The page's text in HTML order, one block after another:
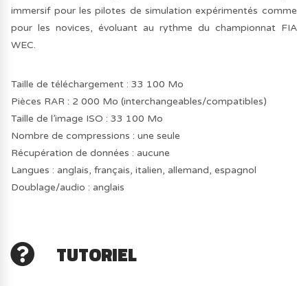
immersif pour les pilotes de simulation expérimentés comme
pour les novices, évoluant au rythme du championnat FIA
WEC.
Taille de téléchargement : 33 100 Mo
Pièces RAR : 2 000 Mo (interchangeables/compatibles)
Taille de l’image ISO : 33 100 Mo
Nombre de compressions : une seule
Récupération de données : aucune
Langues : anglais, français, italien, allemand, espagnol
Doublage/audio : anglais
TUTORIEL